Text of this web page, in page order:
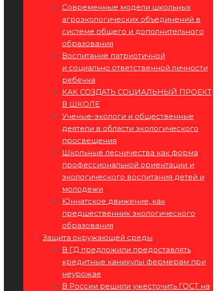
Современные модели школьных
агроэкологических объединений в
системе общего и дополнительного
образования
Воспитание патриотичной
и социально ответственной личности
ребенка
КАК СОЗДАТЬ СОЦИАЛЬНЫЙ ПРОЕКТ
В ШКОЛЕ
Ученые-экологи и общественные
деятели в области экологического
просвещения
Школьные лесничества как форма
профессиональной ориентации и
экологического воспитания детей и
молодежи
Юннатское движение, как
предшественник экологического
образования
Защита окружающей среды
В ГД предложили предоставлять
кредитные каникулы фермерам при
неурожае
В России решили ужесточить ГОСТ на